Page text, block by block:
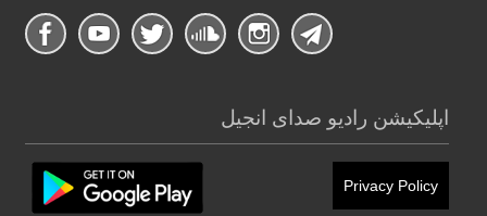
اپلیکیشن رادیو صدای انجیل
Privacy Policy